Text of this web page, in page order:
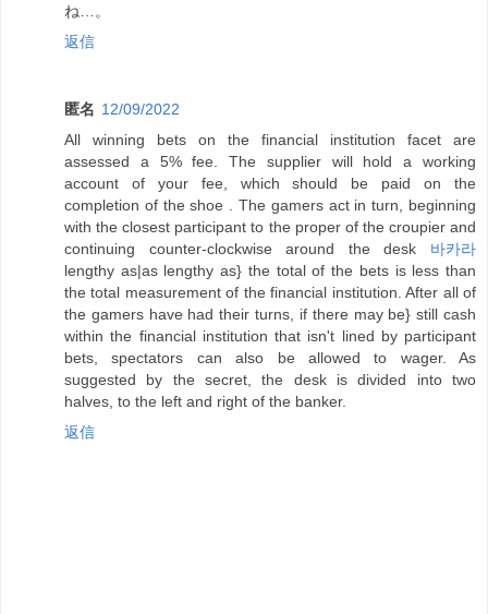
ね…。
返信
匿名 12/09/2022
All winning bets on the financial institution facet are
assessed a 5% fee. The supplier will hold a working
account of your fee, which should be paid on the
completion of the shoe . The gamers act in turn, beginning
with the closest participant to the proper of the croupier and
continuing counter-clockwise around the desk 바카라
lengthy as|as lengthy as} the total of the bets is less than
the total measurement of the financial institution. After all of
the gamers have had their turns, if there may be} still cash
within the financial institution that isn't lined by participant
bets, spectators can also be allowed to wager. As
suggested by the secret, the desk is divided into two
halves, to the left and right of the banker.
返信